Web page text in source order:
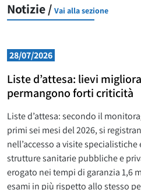
Notizie / Vai alla sezione
28/07/2026
Liste d’attesa: lievi
permangono forti criticità
Liste d’attesa: secondo il
primi sei mesi del 2026, si
nell’accesso a visite
strutture sanitarie pubbliche e
erogato nei tempi di garanzia 1,6
esami in più rispetto allo stesso